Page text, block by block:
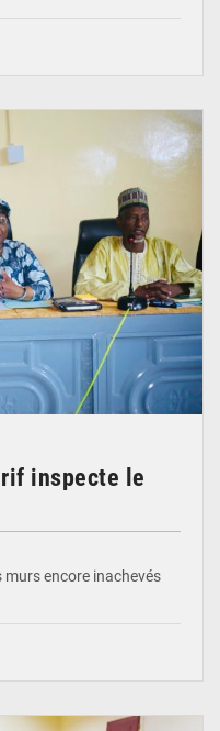
inspecte le
encore inachevés